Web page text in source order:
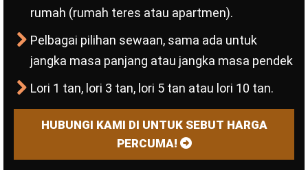
rumah (rumah teres atau apartmen).
Pelbagai pilihan sewaan, sama ada untuk
jangka masa panjang atau jangka masa pendek
Lori 1 tan, lori 3 tan, lori 5 tan atau lori 10 tan.
HUBUNGI KAMI DI UNTUK SEBUT HARGA
PERCUMA!